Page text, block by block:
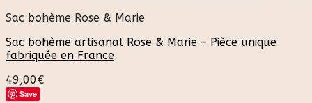
Sac bohème Rose & Marie
Sac bohème artisanal Rose & Marie – Pièce unique
fabriquée en France
49,00€
Save